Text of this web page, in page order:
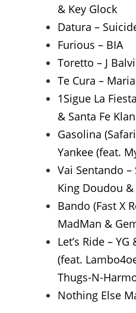
& Key Glock
Datura –
Furious – BIA
Toretto – J
Te Cura –
1Sigue La
& Santa Fe Klan
Gasolina
Yankee (feat.
Vai Sentando
King Doudou &
Bando (Fast X
MadMan &
Let’s Ride –
(feat.
Thugs-N-
Nothing Else